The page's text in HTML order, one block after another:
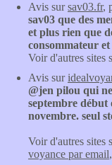
Avis sursav03.fr,
sav03 que des
et plus rien que
consommateur
Voir d'autres sites
Avis sur
@jen pilou qui
septembre
novembre. seul
Voir d'autres sites
voyance par email,